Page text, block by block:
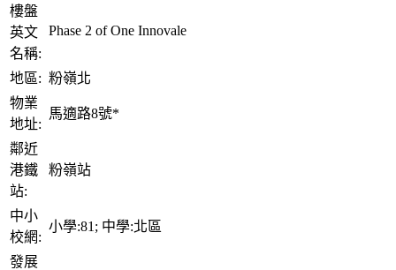
樓盤
英文
名稱:
Phase 2 of One Innovale
地區: 粉嶺北
物業
地址:
馬適路8號*
鄰近
港鐵
站:
粉嶺站
中小
校網:
小學:81; 中學:北區
發展